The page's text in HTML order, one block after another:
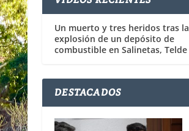
Un muerto y tres heridos tras la
explosión de un depósito de
combustible en Salinetas, Telde
DESTACADOS